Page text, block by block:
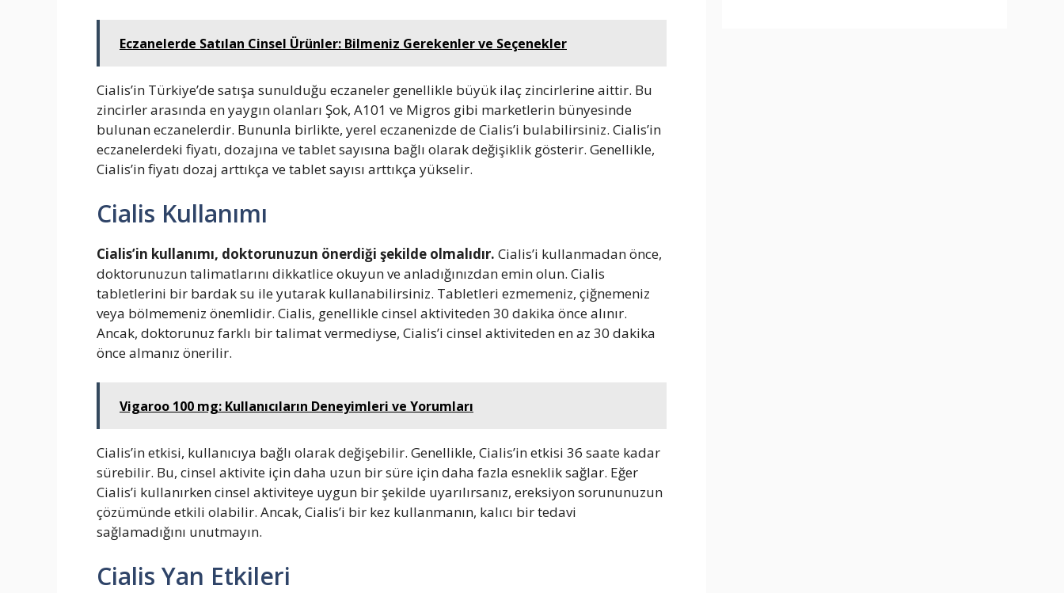
Eczanelerde Satılan Cinsel Ürünler: Bilmeniz Gerekenler ve Seçenekler
Cialis’in Türkiye’de satışa sunulduğu eczaneler genellikle büyük ilaç zincirlerine aittir. Bu
zincirler arasında en yaygın olanları Şok, A101 ve Migros gibi marketlerin bünyesinde
bulunan eczanelerdir. Bununla birlikte, yerel eczanenizde de Cialis’i bulabilirsiniz. Cialis’in
eczanelerdeki fiyatı, dozajına ve tablet sayısına bağlı olarak değişiklik gösterir. Genellikle,
Cialis’in fiyatı dozaj arttıkça ve tablet sayısı arttıkça yükselir.
Cialis Kullanımı
Cialis’in kullanımı, doktorunuzun önerdiği şekilde olmalıdır. Cialis’i kullanmadan önce,
doktorunuzun talimatlarını dikkatlice okuyun ve anladığınızdan emin olun. Cialis
tabletlerini bir bardak su ile yutarak kullanabilirsiniz. Tabletleri ezmemeniz, çiğnemeniz
veya bölmemeniz önemlidir. Cialis, genellikle cinsel aktiviteden 30 dakika önce alınır.
Ancak, doktorunuz farklı bir talimat vermediyse, Cialis’i cinsel aktiviteden en az 30 dakika
önce almanız önerilir.
Vigaroo 100 mg: Kullanıcıların Deneyimleri ve Yorumları
Cialis’in etkisi, kullanıcıya bağlı olarak değişebilir. Genellikle, Cialis’in etkisi 36 saate kadar
sürebilir. Bu, cinsel aktivite için daha uzun bir süre için daha fazla esneklik sağlar. Eğer
Cialis’i kullanırken cinsel aktiviteye uygun bir şekilde uyarılırsanız, ereksiyon sorununuzun
çözümünde etkili olabilir. Ancak, Cialis’i bir kez kullanmanın, kalıcı bir tedavi
sağlamadığını unutmayın.
Cialis Yan Etkileri